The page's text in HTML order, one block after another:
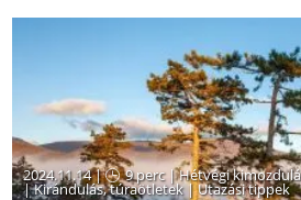
2024.11.14 | 9 perc|Hétvégi
|Kirándulás, túraötletek|Utazási tippek